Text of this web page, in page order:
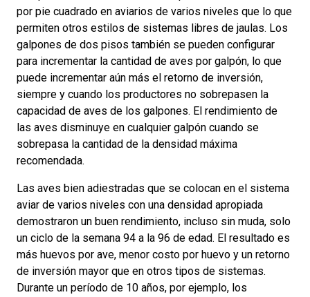
por pie cuadrado en aviarios de varios niveles que lo que
permiten otros estilos de sistemas libres de jaulas. Los
galpones de dos pisos también se pueden configurar
para incrementar la cantidad de aves por galpón, lo que
puede incrementar aún más el retorno de inversión,
siempre y cuando los productores no sobrepasen la
capacidad de aves de los galpones. El rendimiento de
las aves disminuye en cualquier galpón cuando se
sobrepasa la cantidad de la densidad máxima
recomendada.
Las aves bien adiestradas que se colocan en el sistema
aviar de varios niveles con una densidad apropiada
demostraron un buen rendimiento, incluso sin muda, solo
un ciclo de la semana 94 a la 96 de edad. El resultado es
más huevos por ave, menor costo por huevo y un retorno
de inversión mayor que en otros tipos de sistemas.
Durante un período de 10 años, por ejemplo, los